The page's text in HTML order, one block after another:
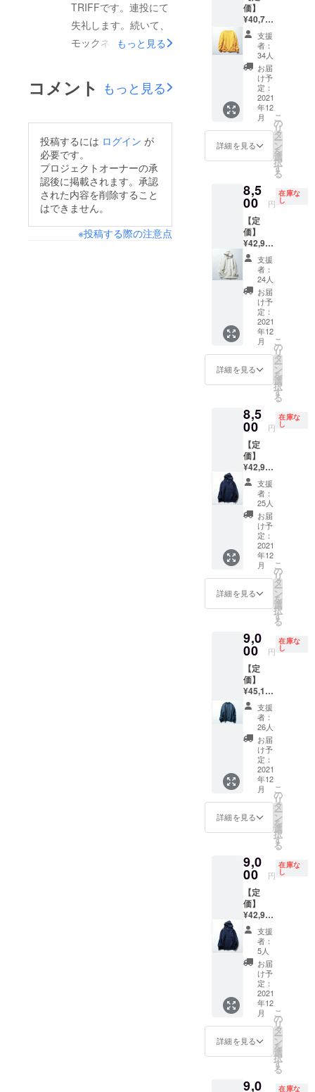
少しアイテムを追加す
ることができますた
め、以下のアイテムを
イテム】・フーディー
ディーホワイト＋3・
ハイネックラグランス
ウェット＋3・ブラウ
ンニット＋3・ストー
ルイエロー＋7・ス
カートグリーン＋4・
千鳥柄パンツ＋2・リ
になっています。ま
た、三角形を描くフー
ドのシルエットも特徴
も品がよく、上質であ
仕上がりです。こちら
の商品もぜひご検討く
ださいませ。
TRIFFです。連投にて
失礼します。続いて、
モックネックスウェッ
を履いて撮影してきま
した。このスウェット
と、同じくラグランの
袖付けになっている作
りが特徴です。千鳥柄
のパンツは少し起毛感
パンツとなっていま
もっと見る
コメント もっと見る
投稿するには ログイン が
必要です。
プロジェクトオーナーの承
認後に掲載されます。承認
された内容を削除すること
はできません。
※投稿する際の注意点
クラ
シック
な雰囲
気に。
締め付
けがな
いゆと
りのあ
るフォ
ルムを
保ちつ
ちんと
した印
れる。
柔らか
な生地
を使用
するこ
とで、
心地良
い履き
心地を
実現。
CHINA
「抜け
感のあ
る、上
品な
ジョ
ガーパ
ツ」。
立体感
と表情
を出す
ため
ンを
使った
生地
を、日
本の伝
統技法
であ
る"刺し
子織
り"で織
り上げ
た。糸
が紡ぎ
出す独
特の模
合い
は、シ
仕上が
り。経
年変化
も楽し
んでい
ただき
たい。
ウール
50％
ポリエ
ステル
50％ 裏
地：ポ
リエス
テル
100％
・生産
国
MADE
ル身長
181cm
「いつ
もの装
いをワ
ンラン
ク上
に」引
き上げ
る、こ
だわり
のテー
パード
パン
ツ。ハ
ウンド
トゥー
合わせ
ること
で、上
品かつ
クラ
シック
な雰囲
気に。
締め付
けがな
いゆと
りのあ
るフォ
ルムを
保ちつ
ちんと
した印
れる。
柔らか
な生地
を使用
するこ
とで、
心地良
い履き
心地を
実現。
価】
¥40,700
（税
込）
【アイ
テム説
明】 ・
サイ
ズ：フ
リーサ
イズ
（L〜
XLくら
いのサ
イズ感
・サイ
ズス
ペッ
ク：着
丈:69c
m 身
巾:58c
m 裄
丈:85.5
cm ・素
材：
コット
ン100％
・生産
国：
MADE
IN
長：
181cm
「都会
的で、
センス
のいい
イエ
ロー」
をキー
カラー
とし、
上質で
遊び心
の漂う1
着に。
袖付け
線を内
ウェッ
ジス
リーブ
を採用
し、使
いやす
さに加
えてデ
ザイン
性の高
さも両
立。時
間をか
けて編
み上げ
た"吊り
裏毛"を
使用し
鮮やか
ながら
上品に
着てい
ただけ
る一着
です。
生地
は、1時
間に1
メート
ルしか
編むこ
との出
来な
界でも
希少な
げた”吊
支援
者：
34人
お届
け予
定：
2021
年12
月
詳細を見る
こ
の
リ
タ
ー
ン
を
選
択
す
る
8,5
00 円
在庫な
し
【定
価】
¥42,900
（税
込）
【アイ
テム説
明】 ・
サイ
ズ：フ
リーサ
イズ
（L〜
XLくら
いのサ
イズ感
・サイ
ズス
ペッ
ク：
68.5cm
肩
巾:49c
m 身
巾:58c
m 袖
丈:60c
m ・素
材：
コット
ン100％
・生産
国：
・モデ
ル身
長：
M181c
m、
L167c
m 「上
品さで
溢れた
フー
ディを
作ろ
う」
と、ほ
かには
ない肉
厚な素
エット
にこだ
わった
一枚。1
時間に1
メート
ルしか
編むこ
との出
来ない
希少な
機械で
丁寧に
編み上
げる"吊
毛"は、
ふっく
いと襟
支援
者：
24人
お届
け予
定：
2021
年12
月
詳細を見る
こ
の
リ
タ
ー
ン
を
選
択
す
る
8,5
00 円
在庫な
し
【定
価】
¥42,900
（税
込）
【アイ
テム説
明】 ・
サイ
ズ：フ
リーサ
イズ
（L〜
XLくら
いのサ
イズ感
・サイ
ズス
ペッ
ク：
68.5cm
肩
巾:49c
m 身
巾:58c
m 袖
丈:60c
m ・素
材：
コット
ン100％
・生産
国：
・モデ
ル身
長：
M181c
m、
L167c
m 「上
品さで
溢れた
フー
ディを
作ろ
う」
と、ほ
かには
ない肉
厚な素
エット
支援
者：
25人
お届
け予
定：
2021
年12
月
詳細を見る
こ
の
リ
タ
ー
ン
を
選
択
す
る
9,0
00 円
在庫な
し
【定
価】
¥45,100
（税
込）
【アイ
テム説
明】 ・
サイ
ズ：フ
リーサ
イズ
（L〜
XLくら
いのサ
イズ感
・サイ
ズス
ペッ
ク：着
丈:69c
m 身
巾:53c
m 裄
丈:85.5
cm ・素
材：
コット
ン100％
・生産
国：
MADE
IN
長：
支援
者：
26人
お届
け予
定：
2021
年12
月
詳細を見る
こ
の
リ
タ
ー
ン
を
選
択
す
る
9,0
00 円
在庫な
し
【定
価】
¥42,900
（税
込）
【アイ
テム説
明】 ・
サイ
ズ：フ
リーサ
イズ
（L〜
XLくら
いのサ
イズ感
・サイ
支援
者：
5人
お届
け予
定：
2021
年12
月
詳細を見る
こ
の
リ
タ
ー
ン
を
選
択
す
る
9,0 在庫な